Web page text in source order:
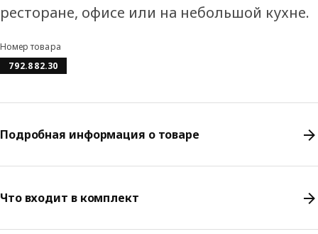
ресторане, офисе или на небольшой кухне.
Номер товара
792.882.30
Подробная информация о товаре
Что входит в комплект